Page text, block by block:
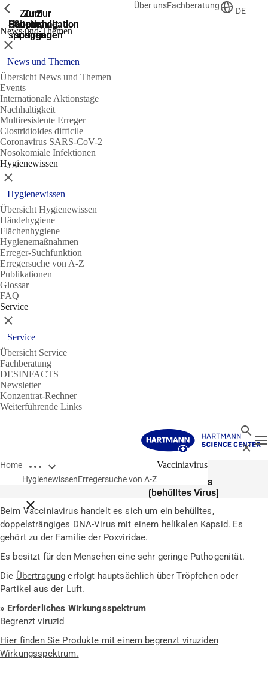
Zur
Suche
springen
Zur
Hauptnavigation
springen
Zur
Hauptnavigation
springen
Zum
Hauptinhalt
springen
Zum
Seitenende
springen
Über unsFachberatung
DE
News und Themen
Zeige vorherige
Schließen
News und Themen
Übersicht News und Themen
Events
Internationale Aktionstage
Nachhaltigkeit
Multiresistente Erreger
Clostridioides difficile
Coronavirus SARS-CoV-2
Nosokomiale Infektionen
Hygienewissen
Zeige vorherige
Schließen
Hygienewissen
Übersicht Hygienewissen
Händehygiene
Flächenhygiene
Hygienemaßnahmen
Erreger-Suchfunktion
Erregersuche von A-Z
Publikationen
Glossar
FAQ
Service
Zeige vorherige
Schließen
Service
Übersicht Service
Fachberatung
DESINFACTS
Newsletter
Konzentrat-Rechner
Weiterführende Links
Suche
Home Breadcrumbs öffnen
Breadcrumbs schließen
HygienewissenErregersuche von A-Z
Vacciniavirus
Erreger
Vacciniavirus
(behülltes Virus)
Beim Vacciniavirus handelt es sich um ein behülltes,
doppelsträngiges DNA-Virus mit einem helikalen Kapsid. Es
gehört zu der Familie der Poxviridae.
Es besitzt für den Menschen eine sehr geringe Pathogenität.
Die Übertragung erfolgt hauptsächlich über Tröpfchen oder
Partikel aus der Luft.
» Erforderliches Wirkungsspektrum
Begrenzt viruzid
Hier finden Sie Produkte mit einem begrenzt viruziden
Wirkungsspektrum.